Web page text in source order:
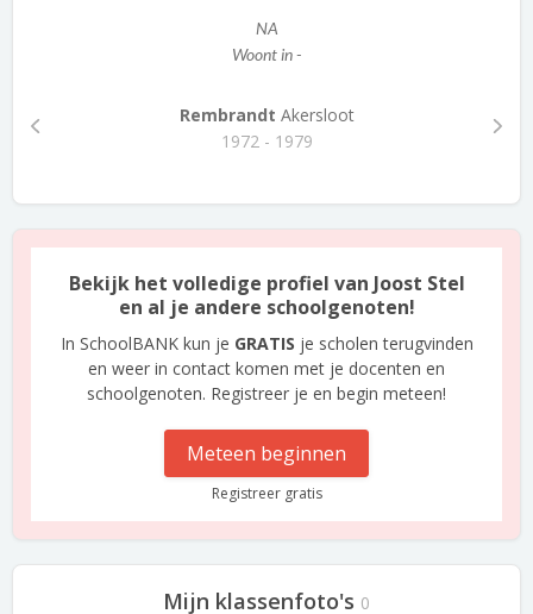
NA
Woont in -
Rembrandt Akersloot
1972 - 1979
Bekijk het volledige profiel van Joost Stel
en al je andere schoolgenoten!
In SchoolBANK kun je GRATIS je scholen terugvinden
en weer in contact komen met je docenten en
schoolgenoten. Registreer je en begin meteen!
Meteen beginnen
Registreer gratis
Mijn klassenfoto's 0